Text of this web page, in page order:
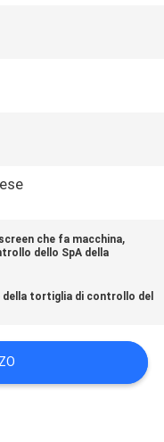
che fa macchina,
dello SpA della
della tortiglia di controllo del